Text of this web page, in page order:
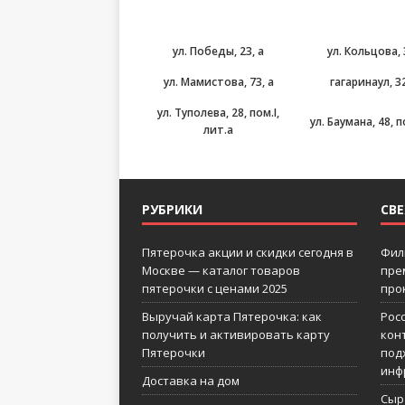
ул. Победы, 23, а ул. Кольцова,
ул. Мамистова, 73, а
гагаринаул,
ул. Туполева, 28, пом.I,
лит.а
ул. Баумана, 48,
РУБРИКИ
Пятерочка акции и скидки сегодня в
Москве — каталог товаров
пятерочки с ценами 2025
Выручай карта Пятерочка: как
получить и активировать карту
Пятерочки
Доставка на дом
Сыр